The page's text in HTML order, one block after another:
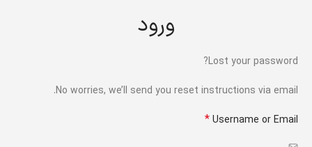
ورود
Lost your password?
No worries, we’ll send you reset instructions via email.
Username or Email
*